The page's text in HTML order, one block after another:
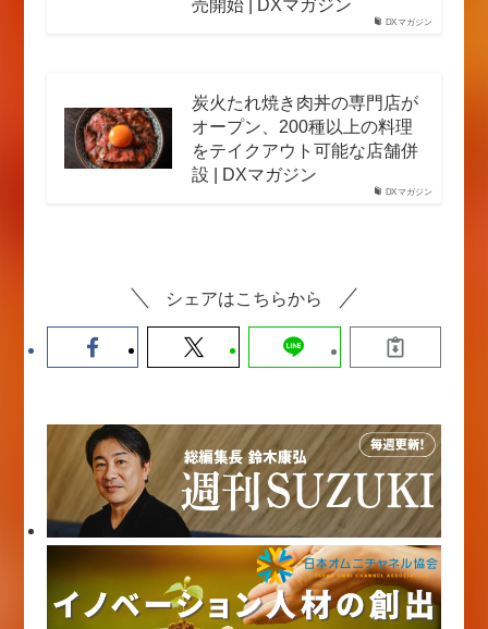
DXマガジン
売開始 | DXマガジン
DXマガジン
炭火たれ焼き肉丼の専門店が
オープン、200種以上の料理
をテイクアウト可能な店舗併
設 | DXマガジン
シェアはこちらから